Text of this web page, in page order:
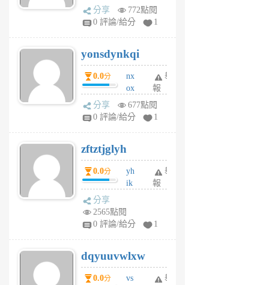
wt
sv
6
個
月
前
分享
772點閱
0 評論/給分
1
yonsdynkqi
0.0分
nx
ox
rh
pe
月
前
舉
報
分享
677點閱
0 評論/給分
1
zftztjglyh
0.0分
yh
ik
tu
6
個
月
舉
報
分享
2565點閱
0 評論/給分
1
dqyuuvwlxw
0.0分
vs
舉